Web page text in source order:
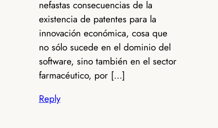
nefastas consecuencias de la
existencia de patentes para la
innovación económica, cosa que
no sólo sucede en el dominio del
software, sino también en el sector
farmacéutico, por […]
Reply